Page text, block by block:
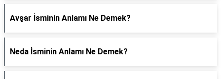
Avşar İsminin Anlamı Ne Demek?
Neda İsminin Anlamı Ne Demek?